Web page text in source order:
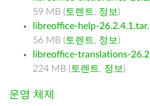
59 MB ( 토렌트, 정보 )
libreoffice-help-
56 MB ( 토렌트, 정보 )
libreoffice-translations-
224 MB ( 토렌트, 정보 )
운영 체제